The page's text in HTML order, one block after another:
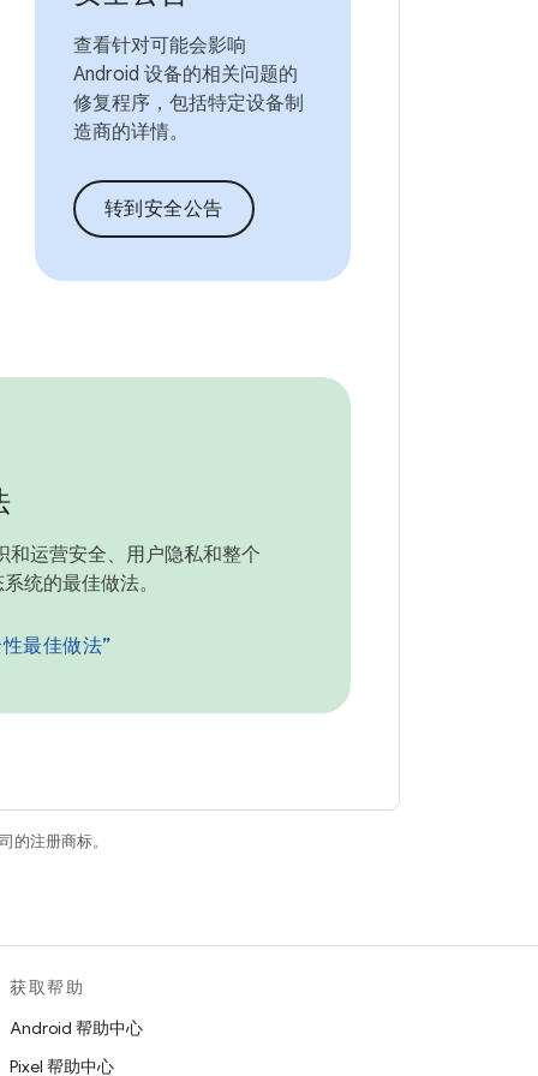
查看针对可能会影响
Android 设备的相关问题的
修复程序，包括特定设备制
造商的详情。
转到安全公告
和运营安全、用户隐私和整个
统的最佳做法。
最佳做法”
的注册商标。
获取帮助
Android 帮助中心
Pixel 帮助中心